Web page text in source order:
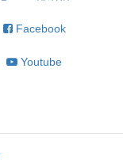
Facebook
Youtube